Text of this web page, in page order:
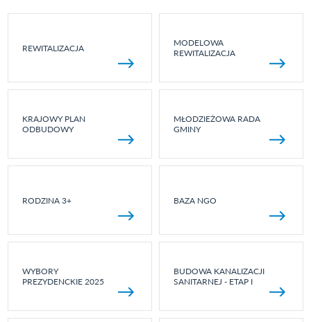
REWITALIZACJA
MODELOWA
REWITALIZACJA
KRAJOWY PLAN
ODBUDOWY
MŁODZIEŻOWA RADA
GMINY
RODZINA 3+ BAZA NGO
WYBORY
PREZYDENCKIE 2025
BUDOWA KANALIZACJI
SANITARNEJ - ETAP I